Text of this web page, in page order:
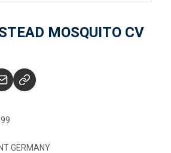
MOSQUITO CV
GERMANY